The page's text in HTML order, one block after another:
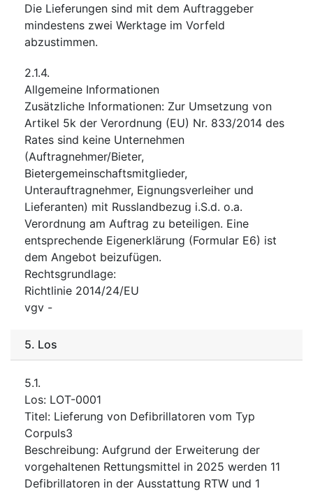
Die Lieferungen sind mit dem Auftraggeber
mindestens zwei Werktage im Vorfeld
abzustimmen.
2.1.4.
Allgemeine Informationen
Zusätzliche Informationen: Zur Umsetzung von
Artikel 5k der Verordnung (EU) Nr. 833/2014 des
Rates sind keine Unternehmen
(Auftragnehmer/Bieter,
Bietergemeinschaftsmitglieder,
Unterauftragnehmer, Eignungsverleiher und
Lieferanten) mit Russlandbezug i.S.d. o.a.
Verordnung am Auftrag zu beteiligen. Eine
entsprechende Eigenerklärung (Formular E6) ist
dem Angebot beizufügen.
Rechtsgrundlage:
Richtlinie 2014/24/EU
vgv -
5. Los
5.1.
Los: LOT-0001
Titel: Lieferung von Defibrillatoren vom Typ
Corpuls3
Beschreibung: Aufgrund der Erweiterung der
vorgehaltenen Rettungsmittel in 2025 werden 11
Defibrillatoren in der Ausstattung RTW und 1